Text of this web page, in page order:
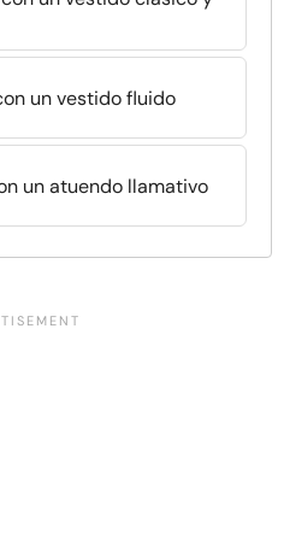
un vestido fluido
un atuendo llamativo